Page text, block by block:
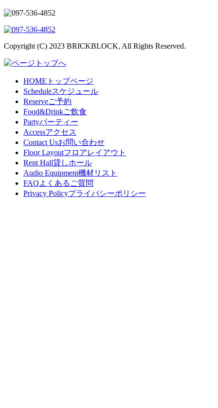
Copyright (C) 2023 BRICKBLOCK, All Rights Reserved.
HOME トップページ
Scheduleスケジュール
Reserveご予約
Food&Drinkご飲食
Partyパーティー
Accessアクセス
Contact Usお問い合わせ
Floor Layoutフロアレイアウト
Rent Hall貸しホール
Audio Equipment機材リスト
FAQよくあるご質問
Privacy Policyプライバシーポリシー